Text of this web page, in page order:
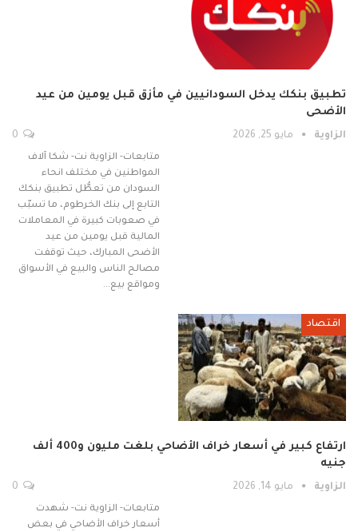
تطبيق بنكك يدخل السودانيين في مأزق قبل يومين من عيد
الأضحى
الزاوية مايو 25, 2026
متابعات- الزاوية نت- شكا آلاف
المواطنين في مختلف انحاء
السودان من تعطُّل تطبيق بنكك
التابع إلى بنك الخرطوم، ما تسبّب
في صعوبات كبيرة في المعاملات
المالية قبل يومين من عيد
الأضحى المبارك، حيث توقفت
مصالح الناس والبيع في الأسواق
ومواقع بيع…
اقتصاد
ارتفاع كبير في أسعار خراف الأضاحي بلغت مليون و400 ألف
جنيه
الزاوية مايو 14, 2026
متابعات- الزاوية نت- شهدت
أسعار خراف الأضاحي في بعض